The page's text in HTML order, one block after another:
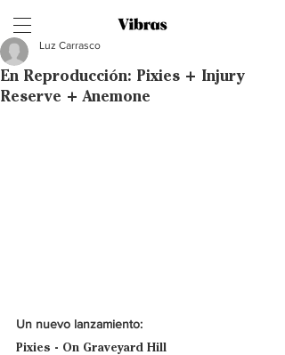
En Reproducción: Pixies + Injury
Reserve + Anemone
Luz Carrasco
Un nuevo lanzamiento:
Pixies - On Graveyard Hill